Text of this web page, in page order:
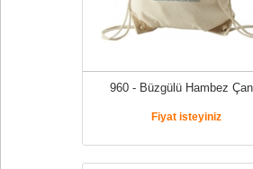
960 - Büzgülü Hambez
Fiyat isteyiniz